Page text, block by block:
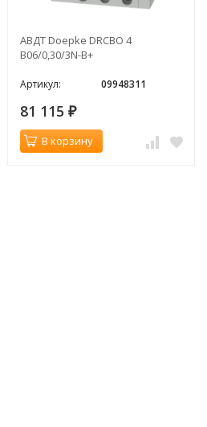
АВДТ Doepke DRCBO 4
B06/0,30/3N-B+
Артикул: 09948311
81 115 ₽
В корзину